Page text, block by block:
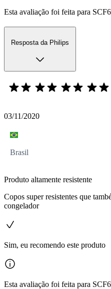
Esta avaliação foi feita para
Resposta da Philips
03/11/2020
Brasil
Produto altamente resistente
Copos super resistentes que
congelador
Sim, eu recomendo este produto
Esta avaliação foi feita para